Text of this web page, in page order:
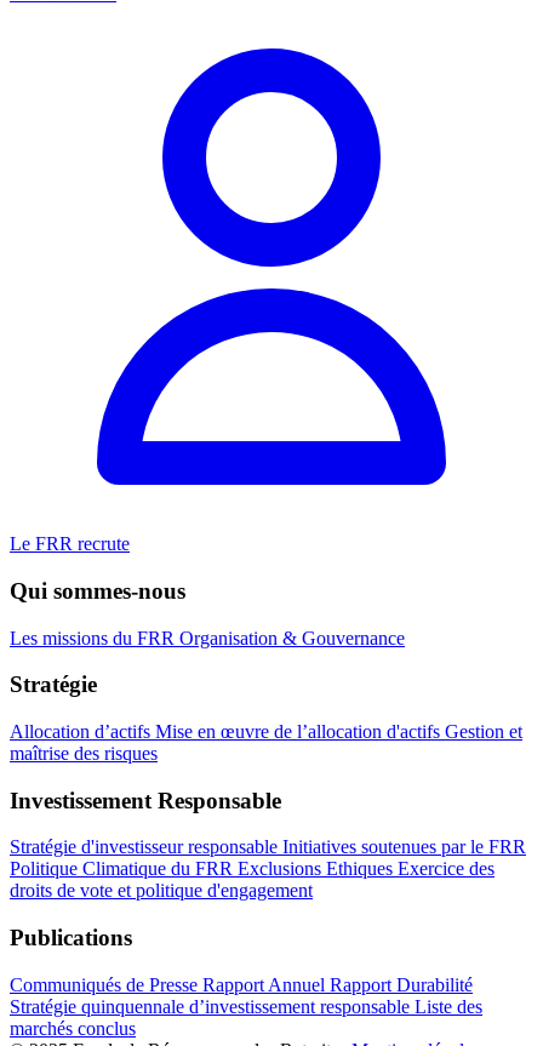
Le FRR recrute
Qui sommes-nous
Les missions du FRR Organisation & Gouvernance
Stratégie
Allocation d’actifs Mise en œuvre de l’allocation d'actifs Gestion et
maîtrise des risques
Investissement Responsable
Stratégie d'investisseur responsable Initiatives soutenues par le FRR
Politique Climatique du FRR Exclusions Ethiques Exercice des
droits de vote et politique d'engagement
Publications
Communiqués de Presse Rapport Annuel Rapport Durabilité
Stratégie quinquennale d’investissement responsable Liste des
marchés conclus